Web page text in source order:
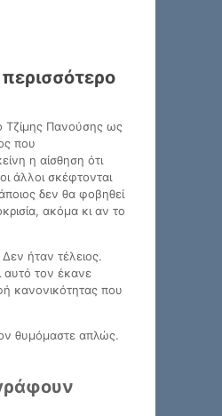
περισσότερο
Τζίμης Πανούσης ως
που
η αίσθηση ότι
άλλοι σκέφτονται
δεν θα φοβηθεί
ακόμα κι αν το
ήταν τέλειος.
αυτό τον έκανε
κανονικότητας που
θυμόμαστε απλώς.